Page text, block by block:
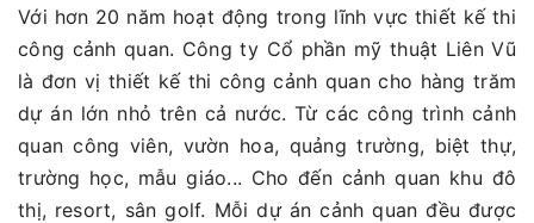
Với hơn 20 năm hoạt động trong lĩnh vực thiết kế thi
công cảnh quan. Công ty Cổ phần mỹ thuật Liên Vũ
là đơn vị thiết kế thi công cảnh quan cho hàng trăm
dự án lớn nhỏ trên cả nước. Từ các công trình cảnh
quan công viên, vườn hoa, quảng trường, biệt thự,
trường học, mẫu giáo... Cho đến cảnh quan khu đô
thị, resort, sân golf. Mỗi dự án cảnh quan đều được